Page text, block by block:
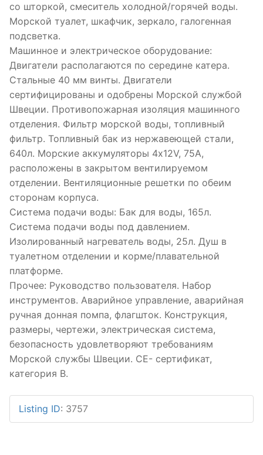
со шторкой, смеситель холодной/горячей воды.
Морской туалет, шкафчик, зеркало, галогенная
подсветка.
Машинное и электрическое оборудование:
Двигатели располагаются по середине катера.
Стальные 40 мм винты. Двигатели
сертифицированы и одобрены Морской службой
Швеции. Противопожарная изоляция машинного
отделения. Фильтр морской воды, топливный
фильтр. Топливный бак из нержавеющей стали,
640л. Морские аккумуляторы 4х12V, 75A,
расположены в закрытом вентилируемом
отделении. Вентиляционные решетки по обеим
сторонам корпуса.
Система подачи воды: Бак для воды, 165л.
Система подачи воды под давлением.
Изолированный нагреватель воды, 25л. Душ в
туалетном отделении и корме/плавательной
платформе.
Прочее: Руководство пользователя. Набор
инструментов. Аварийное управление, аварийная
ручная донная помпа, флагшток. Конструкция,
размеры, чертежи, электрическая система,
безопасность удовлетворяют требованиям
Морской службы Швеции. СЕ- сертификат,
категория В.
Listing ID: 3757